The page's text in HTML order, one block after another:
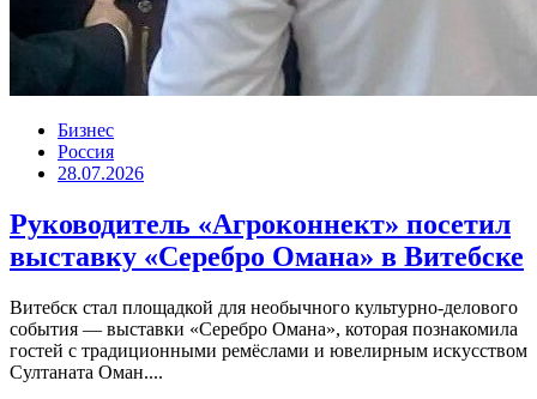
Бизнес
Россия
28.07.2026
Руководитель «Агроконнект» посетил
выставку «Серебро Омана» в Витебске
Витебск стал площадкой для необычного культурно-делового
события — выставки «Серебро Омана», которая познакомила
гостей с традиционными ремёслами и ювелирным искусством
Султаната Оман....